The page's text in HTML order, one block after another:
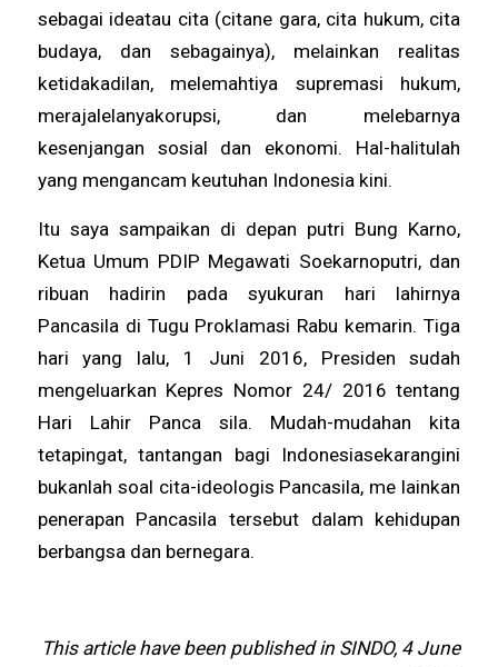
sebagai ideatau cita (citane gara, cita hukum, cita
budaya, dan sebagainya), melainkan realitas
ketidakadilan, melemahtiya supremasi hukum,
merajalelanyakorupsi, dan melebarnya
kesenjangan sosial dan ekonomi. Hal-halitulah
yang mengancam keutuhan Indonesia kini.
Itu saya sampaikan di depan putri Bung Karno,
Ketua Umum PDIP Megawati Soekarnoputri, dan
ribuan hadirin pada syukuran hari lahirnya
Pancasila di Tugu Proklamasi Rabu kemarin. Tiga
hari yang lalu, 1 Juni 2016, Presiden sudah
mengeluarkan Kepres Nomor 24/ 2016 tentang
Hari Lahir Panca sila. Mudah-mudahan kita
tetapingat, tantangan bagi Indonesiasekarangini
bukanlah soal cita-ideologis Pancasila, me lainkan
penerapan Pancasila tersebut dalam kehidupan
berbangsa dan bernegara.
This article have been published in SINDO, 4 June